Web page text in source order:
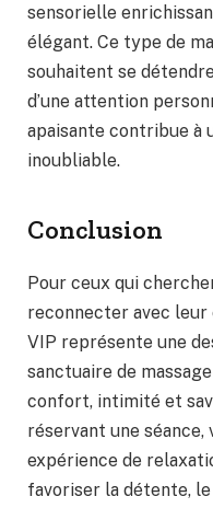
sensorielle
élégant. Ce type de
souhaitent se
d’une attention
apaisante contribue à
inoubliable.
Conclusion
Pour ceux qui
reconnecter avec
VIP représente une
sanctuaire de
confort, intimité et
réservant une séance,
expérience de
favoriser la détente,